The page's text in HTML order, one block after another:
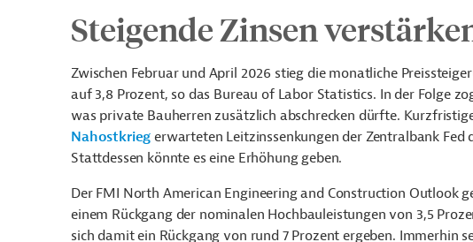
Steigende Zinsen
Zwischen Februar und April 2026 stieg die monatliche
auf 3,8 Prozent, so das Bureau of Labor Statistics. In der Folge
was private Bauherren zusätzlich abschrecken dürfte.
Nahostkrieg erwarteten Leitzinssenkungen der Zentralbank
Stattdessen könnte es eine Erhöhung geben.
Der FMI North American Engineering and Construction Outlook
einem Rückgang der nominalen Hochbauleistungen von 3,5
sich damit ein Rückgang von rund 7 Prozent ergeben. Immerhin